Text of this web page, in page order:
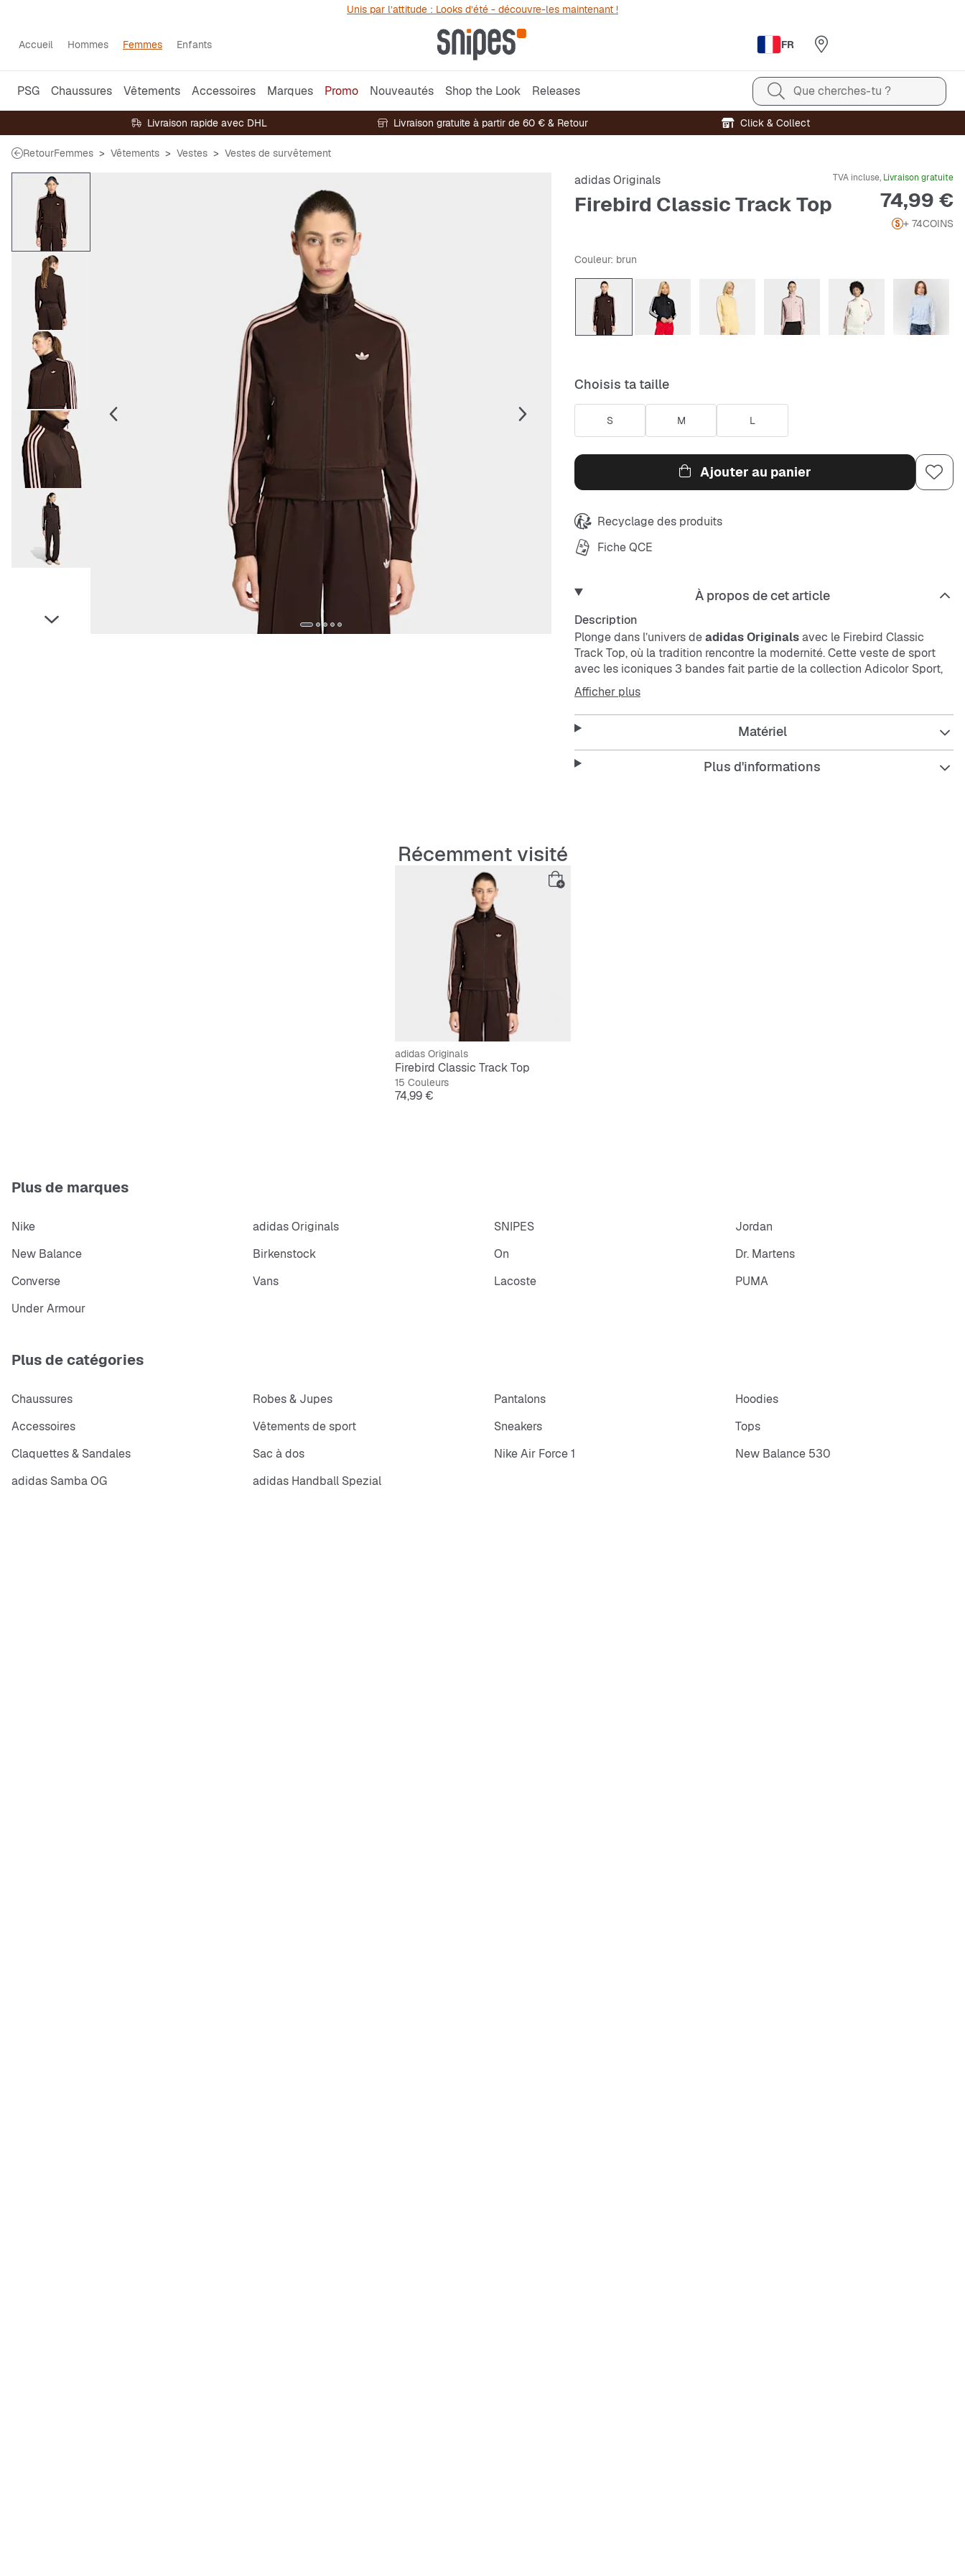
Unis par l’attitude : Looks d’été - découvre-les maintenant !
Accueil Hommes Femmes Enfants FR
PSG Chaussures Vêtements Accessoires Marques Promo Nouveautés Shop the Look Releases Que cherches-tu ?
Livraison rapide avec DHL Livraison gratuite à partir de 60 € & Retour Click & Collect
RetourFemmes Vêtements Vestes Vestes de survêtement
adidas Originals
Firebird Classic Track Top
TVA incluse, Livraison gratuite
Prix
74,99 €
+ 74COINS
Couleur: brun
Choisis ta taille
S M L
Ajouter au panier
Recyclage des produits
Fiche QCE
À propos de cet article
Description
Plonge dans l’univers deadidas Originalsavec le Firebird Classic
Track Top, où la tradition rencontre la modernité. Cette veste de sport
avec les iconiques 3 bandes fait partie de la collection Adicolor Sport,
qui donne un coup de frais aux modèles classiques Firebird.
La coupe régulière et le col montant offrent un confort optimal et un look
stylé qui rehaussera ta garde-robe de tous les jours. Le tissu en
est doux sur la peau, ce qui fait de ce modèle un incontournable pour
chaque jour.
Afficher plus
Matériel
Plus d'informations
Récemment visité
adidas Originals
Firebird Classic Track Top
15 Couleurs
Prix
74,99 €
Plus de marques
Nike adidas Originals SNIPES
Jordan
New Balance
Birkenstock On
Dr. Martens
Converse
Vans Lacoste
PUMA
Under Armour
Plus de catégories
Chaussures Robes & Jupes Pantalons
Hoodies
Accessoires
Vêtements de sport Sneakers
Tops
Claquettes & Sandales
Sac à dos Nike Air Force 1
New Balance 530
adidas Samba OG
adidas Handball Spezial